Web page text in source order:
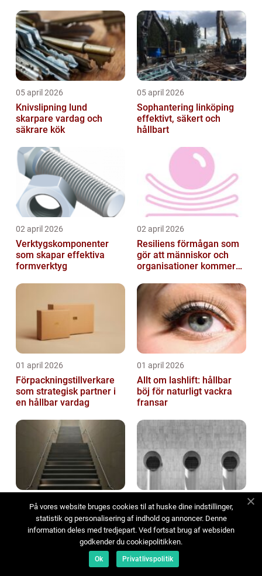
05 april 2026
Knivslipning lund
skarpare vardag och
säkrare kök
05 april 2026
Sophantering linköping
effektivt, säkert och
hållbart
02 april 2026
Verktygskomponenter
som skapar effektiva
formverktyg
02 april 2026
Resiliens förmågan som
gör att människor och
organisationer kommer
01 april 2026
Förpackningstillverkare
som strategisk partner i
en hållbar vardag
01 april 2026
Allt om lashlift: hållbar
böj för naturligt vackra
fransar
17 mars 2026
Trappstädning för
fastighetsägare i
Stockholm: Därför är rena
trapphus en smart
16 mars 2026
Ventilation stockholm så
skapas ett friskt
inomhusklimat året runt
På vores website bruges cookies til at huske dine indstillinger,
statistik og personalisering af indhold og annoncer. Denne
information deles med tredjepart. Ved fortsat brug af websiden
godkender du cookiepolitikken.
Ok Privatlivspolitik